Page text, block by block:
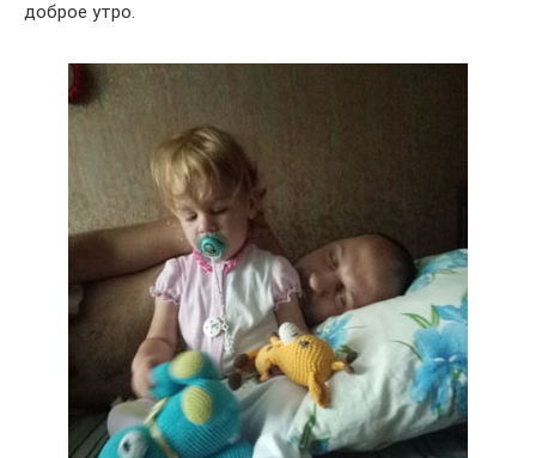
доброе утро.